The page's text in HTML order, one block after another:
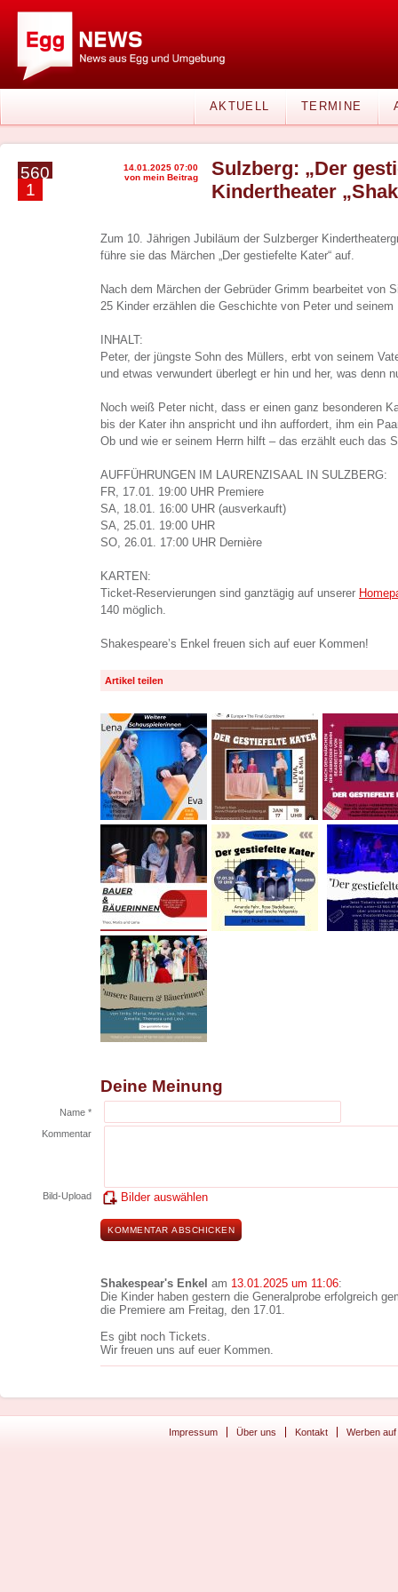
AKTUELL TERMINE
560
1
14.01.2025 07:00
von mein Beitrag
Sulzberg: „Der
Kindertheater
Zum 10. Jährigen Jubiläum der Sulzberger
führe sie das Märchen „Der gestiefelte Kater“ auf.
Nach dem Märchen der Gebrüder Grimm bearbeitet von
25 Kinder erzählen die Geschichte von Peter und seinem
INHALT:
Peter, der jüngste Sohn des Müllers, erbt von seinem
und etwas verwundert überlegt er hin und her, was denn
Noch weiß Peter nicht, dass er einen ganz besonderen
bis der Kater ihn anspricht und ihn auffordert, ihm ein
Ob und wie er seinem Herrn hilft – das erzählt euch das
AUFFÜHRUNGEN IM LAURENZISAAL IN SULZBERG:
FR, 17.01. 19:00 UHR Premiere
SA, 18.01. 16:00 UHR (ausverkauft)
SA, 25.01. 19:00 UHR
SO, 26.01. 17:00 UHR Dernière
KARTEN:
Ticket-Reservierungen sind ganztägig auf unserer
140 möglich.
Shakespeare’s Enkel freuen sich auf euer Kommen!
Artikel teilen
Deine Meinung
Name *
Kommentar
Bild-Upload Bilder auswählen
Shakespear's Enkel am 13.01.2025 um 11:06:
Die Kinder haben gestern die Generalprobe erfolgreich
die Premiere am Freitag, den 17.01.
Es gibt noch Tickets.
Wir freuen uns auf euer Kommen.
Impressum Über uns Kontakt Werben